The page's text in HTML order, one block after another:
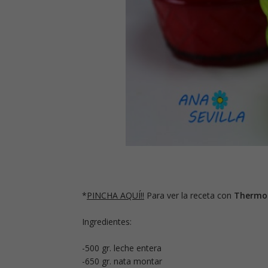
*PINCHA AQUÍ!! Para ver la receta con
Ingredientes:
-500 gr. leche entera
-650 gr. nata montar